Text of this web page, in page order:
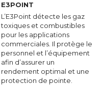
E3POINT
L’E3Point détecte les gaz
toxiques et combustibles
pour les applications
commerciales. Il protège le
personnel et l’équipement
afin d’assurer un
rendement optimal et une
protection de pointe.